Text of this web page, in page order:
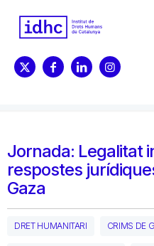
Jornada: Legalitat
respostes
Gaza
DRET HUMANITARI CRIMS DE